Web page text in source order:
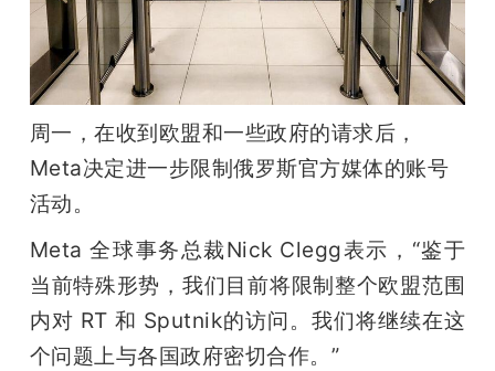
课
动
中
心
GAIR
周一，在收到欧盟和一些政府的请求后，
Meta决定进一步限制俄罗斯官方媒体的账号
活动。
Meta 全球事务总裁Nick Clegg表示，“鉴于
当前特殊形势，我们目前将限制整个欧盟范围
内对 RT 和 Sputnik的访问。我们将继续在这
个问题上与各国政府密切合作。”